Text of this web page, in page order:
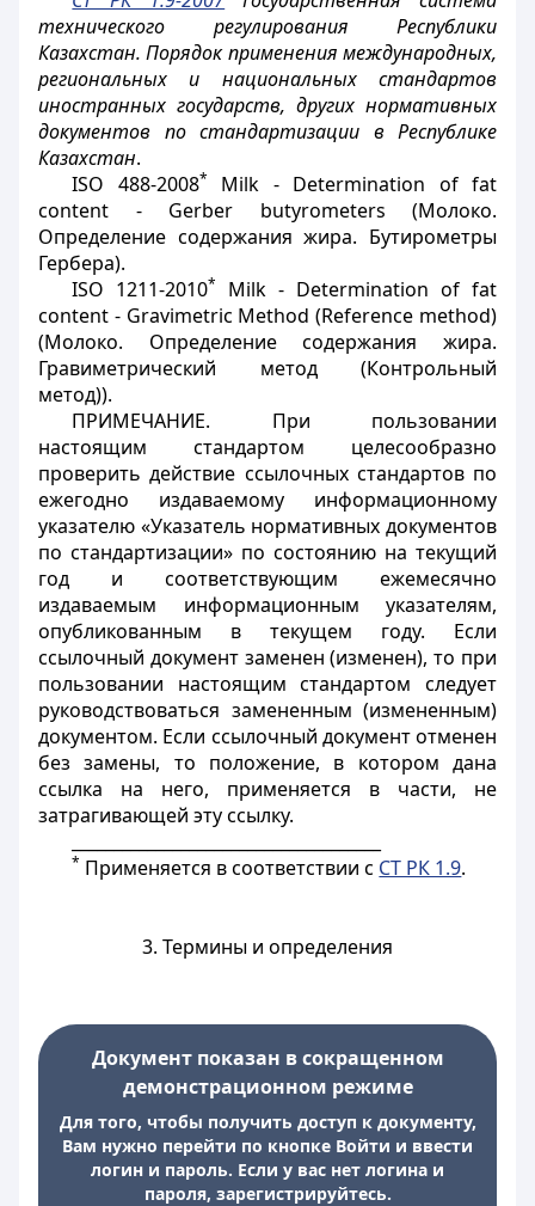
технического регулирования Республики
Казахстан. Порядок применения международных,
региональных и национальных стандартов
иностранных государств, других нормативных
документов по стандартизации в Республике
Казахстан.
ISO 488-2008*
Milk - Determination of fat
content - Gerber butyrometers (Молоко.
Определение содержания жира. Бутирометры
Гербера).
ISO 1211-2010*
Milk - Determination of fat
content - Gravimetric Method (Reference method)
(Молоко. Определение содержания жира.
Гравиметрический метод (Контрольный
метод)).
ПРИМЕЧАНИЕ. При пользовании
настоящим стандартом целесообразно
проверить действие ссылочных стандартов по
ежегодно издаваемому информационному
указателю «Указатель нормативных документов
по стандартизации» по состоянию на текущий
год и соответствующим ежемесячно
издаваемым информационным указателям,
опубликованным в текущем году. Если
ссылочный документ заменен (изменен), то при
пользовании настоящим стандартом следует
руководствоваться замененным (измененным)
документом. Если ссылочный документ отменен
без замены, то положение, в котором дана
ссылка на него, применяется в части, не
затрагивающей эту ссылку.
* Применяется в соответствии с СТ РК 1.9.
3. Термины и определения
Документ показан в сокращенном
демонстрационном режиме
Для того, чтобы получить доступ к документу,
Вам нужно перейти по кнопке Войти и ввести
логин и пароль. Если у вас нет логина и
пароля, зарегистрируйтесь.